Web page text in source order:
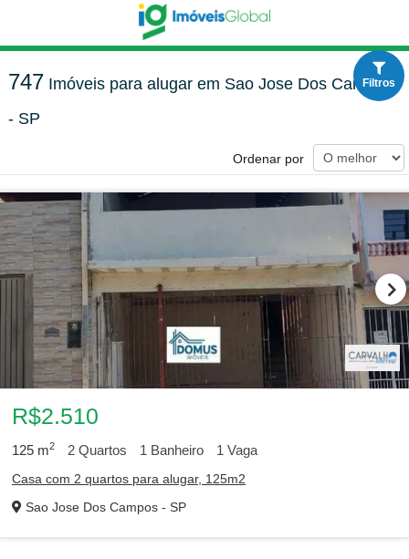
747 Imóveis para alugar em Sao Jose Dos Campos
- SP
Ordenar por
R$2.510
125 m2 2 Quartos 1 Banheiro 1 Vaga
Casa com 2 quartos para alugar, 125m2
Sao Jose Dos Campos - SP
Filtros